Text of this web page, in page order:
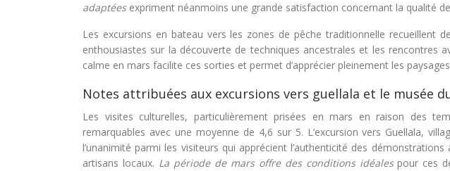
adaptées expriment néanmoins une grande satisfaction concernant la qualité
Les excursions en bateau vers les zones de pêche traditionnelle recueillent
enthousiastes sur la découverte de techniques ancestrales et les rencontres
calme en mars facilite ces sorties et permet d’apprécier pleinement les
Notes attribuées aux excursions vers guellala et le musée
Les visites culturelles, particulièrement prisées en mars en raison des
remarquables avec une moyenne de 4,6 sur 5. L’excursion vers Guellala,
l’unanimité parmi les visiteurs qui apprécient l’authenticité des
artisans locaux. La période de mars offre des conditions idéalespour ces